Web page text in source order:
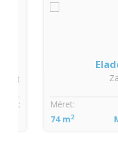
Eladó
Méret:
74 m2